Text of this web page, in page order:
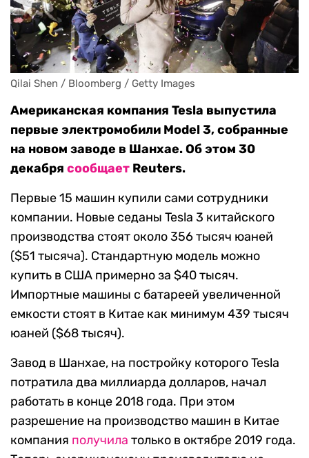
Qilai Shen / Bloomberg / Getty Images
Американская компания Tesla выпустила
первые электромобили Model 3, собранные
на новом заводе в Шанхае. Об этом 30
декабря сообщает Reuters.
Первые 15 машин купили сами сотрудники
компании. Новые седаны Tesla 3 китайского
производства стоят около 356 тысяч юаней
($51 тысяча). Стандартную модель можно
купить в США примерно за $40 тысяч.
Импортные машины с батареей увеличенной
емкости стоят в Китае как минимум 439 тысяч
юаней ($68 тысяч).
Завод в Шанхае, на постройку которого Tesla
потратила два миллиарда долларов, начал
работать в конце 2018 года. При этом
разрешение на производство машин в Китае
компания получила только в октябре 2019 года.